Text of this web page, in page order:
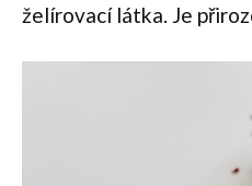
želírovací látka. Je